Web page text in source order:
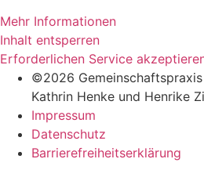
Mehr Informationen
Inhalt entsperren
Erforderlichen Service
©2026 Gemeinschaftspraxis
Kathrin Henke und Henrike
Impressum
Datenschutz
Barrierefreiheitserklärung